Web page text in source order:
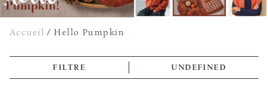
Accueil /Hello Pumpkin
FILTRE UNDEFINED